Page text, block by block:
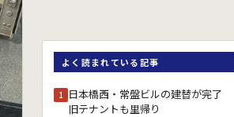
よく読まれている記事
1 日本橋西・常盤ビルの建替が完了
旧テナントも里帰り